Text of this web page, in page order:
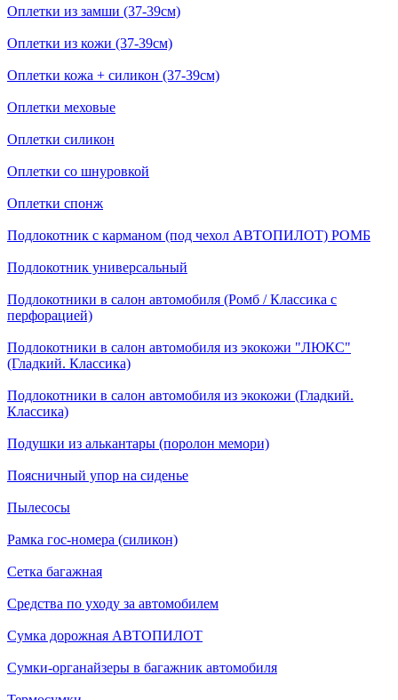
Оплетки из замши (37-39см)
Оплетки из кожи (37-39см)
Оплетки кожа + силикон (37-39см)
Оплетки меховые
Оплетки силикон
Оплетки со шнуровкой
Оплетки спонж
Подлокотник с карманом (под чехол АВТОПИЛОТ) РОМБ
Подлокотник универсальный
Подлокотники в салон автомобиля (Ромб / Классика с
перфорацией)
Подлокотники в салон автомобиля из экокожи "ЛЮКС"
(Гладкий. Классика)
Подлокотники в салон автомобиля из экокожи (Гладкий.
Классика)
Подушки из алькантары (поролон мемори)
Поясничный упор на сиденье
Пылесосы
Рамка гос-номера (силикон)
Сетка багажная
Средства по уходу за автомобилем
Сумка дорожная АВТОПИЛОТ
Сумки-органайзеры в багажник автомобиля